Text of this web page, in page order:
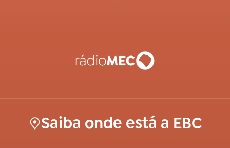
Saiba onde está a EBC